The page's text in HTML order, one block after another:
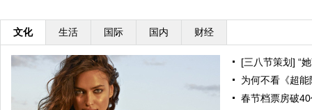
文化 生活 国际 国内 财经
[三八节策划] “
为何不看《超
春节档票房破